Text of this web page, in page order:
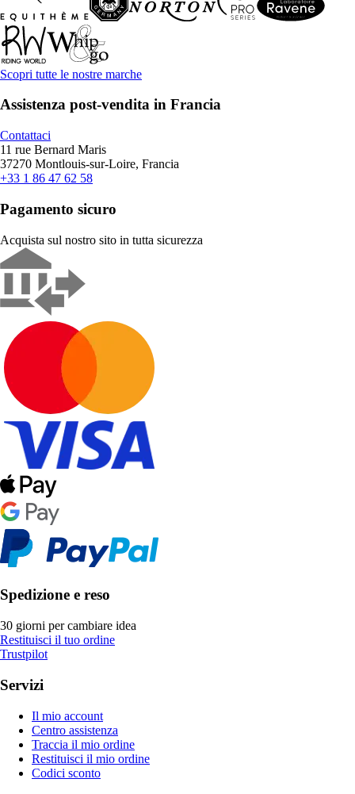
Scopri tutte le nostre marche
Assistenza post-vendita in Francia
Contattaci
11 rue Bernard Maris
37270 Montlouis-sur-Loire, Francia
+33 1 86 47 62 58
Pagamento sicuro
Acquista sul nostro sito in tutta sicurezza
Spedizione e reso
30 giorni per cambiare idea
Restituisci il tuo ordine
Trustpilot
Servizi
Il mio account
Centro assistenza
Traccia il mio ordine
Restituisci il mio ordine
Codici sconto